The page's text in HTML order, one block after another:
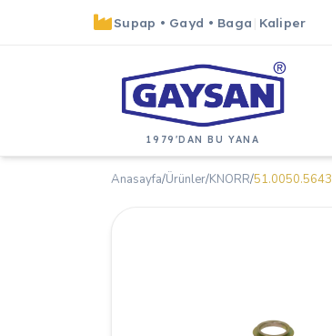
Supap • Gayd • Baga Kaliper
1979'DAN BU YANA
Anasayfa/Ürünler/KNORR/51.0050.5643